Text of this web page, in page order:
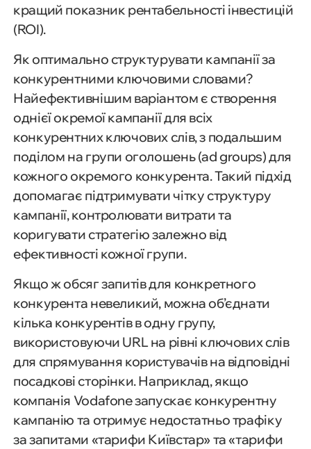
кращий показник рентабельності інвестицій
(ROI).
Як оптимально структурувати кампанії за
конкурентними ключовими словами?
Найефективнішим варіантом є створення
однієї окремої кампанії для всіх
конкурентних ключових слів, з подальшим
поділом на групи оголошень (ad groups) для
кожного окремого конкурента. Такий підхід
допомагає підтримувати чітку структуру
кампанії, контролювати витрати та
коригувати стратегію залежно від
ефективності кожної групи.
Якщо ж обсяг запитів для конкретного
конкурента невеликий, можна об’єднати
кілька конкурентів в одну групу,
використовуючи URL на рівні ключових слів
для спрямування користувачів на відповідні
посадкові сторінки. Наприклад, якщо
компанія Vodafone запускає конкурентну
кампанію та отримує недостатньо трафіку
за запитами «тарифи Київстар» та «тарифи